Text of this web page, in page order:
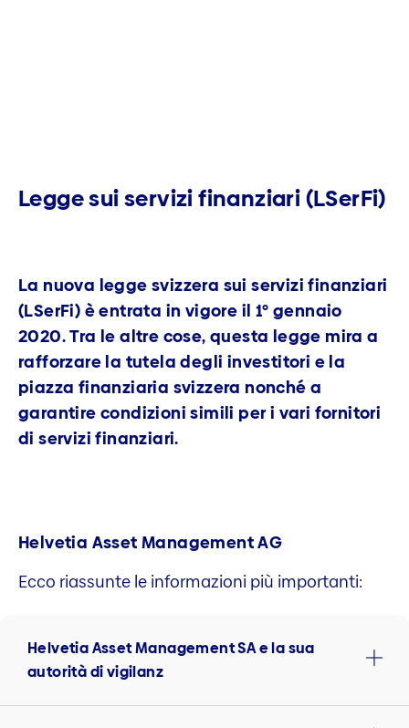
Legge sui servizi finanziari (LSerFi)
La nuova legge svizzera sui servizi finanziari
(LSerFi) è entrata in vigore il 1° gennaio
2020. Tra le altre cose, questa legge mira a
rafforzare la tutela degli investitori e la
piazza finanziaria svizzera nonché a
garantire condizioni simili per i vari fornitori
di servizi finanziari.
Helvetia Asset Management AG
Ecco riassunte le informazioni più importanti:
Helvetia Asset Management SA e la sua
autorità di vigilanz